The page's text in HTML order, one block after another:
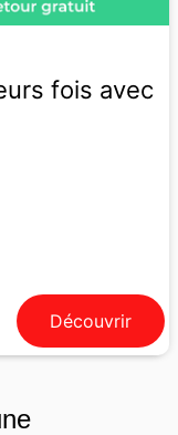
fois avec
Découvrir